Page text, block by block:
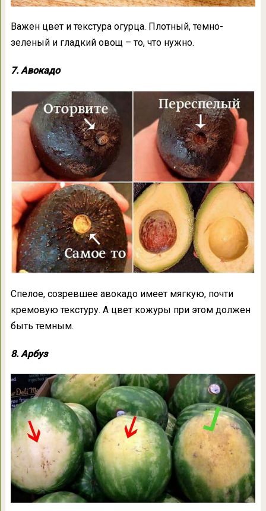
Важен цвет и текстура огурца. Плотный, темно-
зеленый и гладкий овощ – то, что нужно.
7. Авокадо
Спелое, созревшее авокадо имеет мягкую, почти
кремовую текстуру. А цвет кожуры при этом должен
быть темным.
8. Арбуз